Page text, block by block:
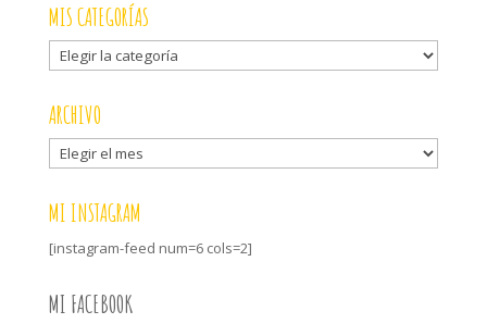
MIS CATEGORÍAS
Mis
categorías
ARCHIVO
Archivo
MI INSTAGRAM
[instagram-feed num=6 cols=2]
MI FACEBOOK